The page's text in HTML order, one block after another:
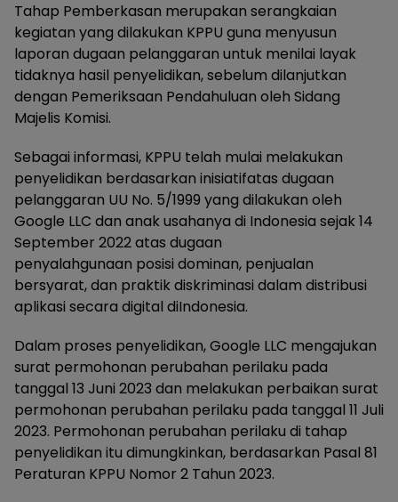
Tahap Pemberkasan merupakan serangkaian
kegiatan yang dilakukan KPPU guna menyusun
laporan dugaan pelanggaran untuk menilai layak
tidaknya hasil penyelidikan, sebelum dilanjutkan
dengan Pemeriksaan Pendahuluan oleh Sidang
Majelis Komisi.
Sebagai informasi, KPPU telah mulai melakukan
penyelidikan berdasarkan inisiatifatas dugaan
pelanggaran UU No. 5/1999 yang dilakukan oleh
Google LLC dan anak usahanya di Indonesia sejak 14
September 2022 atas dugaan
penyalahgunaan posisi dominan, penjualan
bersyarat, dan praktik diskriminasi dalam distribusi
aplikasi secara digital diIndonesia.
Dalam proses penyelidikan, Google LLC mengajukan
surat permohonan perubahan perilaku pada
tanggal 13 Juni 2023 dan melakukan perbaikan surat
permohonan perubahan perilaku pada tanggal 11 Juli
2023. Permohonan perubahan perilaku di tahap
penyelidikan itu dimungkinkan, berdasarkan Pasal 81
Peraturan KPPU Nomor 2 Tahun 2023.